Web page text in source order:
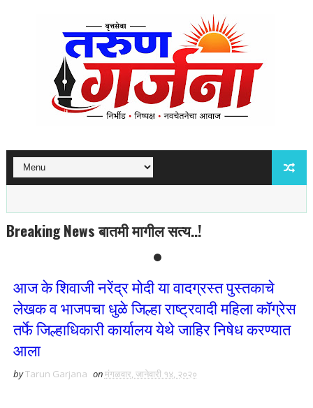
Breaking News बातमी मागील सत्य..!
आज के शिवाजी नरेंद्र मोदी या वादग्रस्त पुस्तकाचे
लेखक व भाजपचा धुळे जिल्हा राष्ट्रवादी महिला कॉग्रेस
तर्फे जिल्हाधिकारी कार्यालय येथे जाहिर निषेध करण्यात
आला
byTarun Garjana onमंगळवार, जानेवारी १४, २०२०